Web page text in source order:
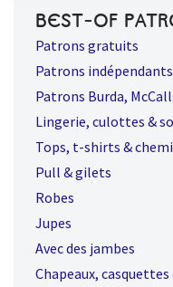
BEST-OF
Patrons gratuits
Patrons indépendants
Patrons Burda,
Lingerie, culottes &
Tops, t-shirts &
Pull & gilets
Robes
Jupes
Avec des jambes
Chapeaux,